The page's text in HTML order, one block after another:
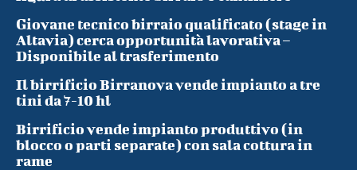
Giovane tecnico birraio qualificato (stage in
Altavia) cerca opportunità lavorativa –
Disponibile al trasferimento
Il birrificio Birranova vende impianto a tre
tini da 7-10 hl
Birrificio vende impianto produttivo (in
blocco o parti separate) con sala cottura in
rame